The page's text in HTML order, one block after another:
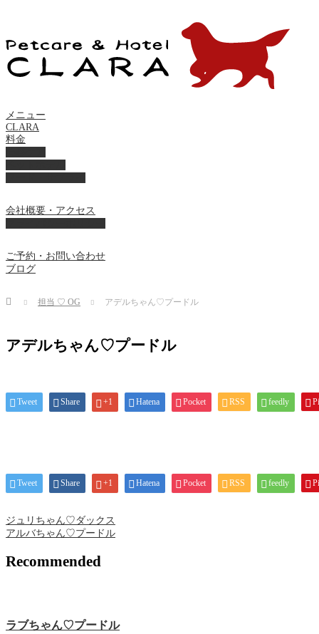
メニュー
CLARA
料金
会社概要・アクセス
ご予約・お問い合わせ
ブログ
Home 担当 ♡ OG アデルちゃん♡プードル
アデルちゃん♡プードル
Tweet Share +1 Hatena Pocket RSS feedly
Tweet Share +1 Hatena Pocket RSS feedly
ジュリちゃん♡ダックス
アルバちゃん♡プードル
Recommended
ラブちゃん♡プードル